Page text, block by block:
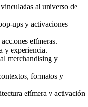
al universo de
ups y activaciones
efímeras.
y experiencia.
merchandising y
formatos y
efímera y activación